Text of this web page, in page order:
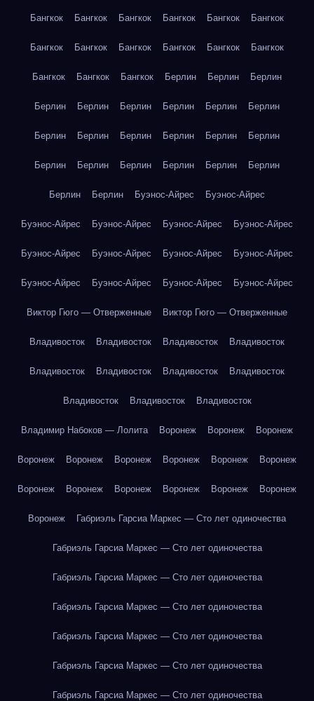
Бангкок Бангкок Бангкок Бангкок Бангкок Бангкок
Бангкок Бангкок Бангкок Бангкок Бангкок Бангкок
Бангкок Бангкок Бангкок Берлин Берлин Берлин
Берлин Берлин Берлин Берлин Берлин Берлин
Берлин Берлин Берлин Берлин Берлин Берлин
Берлин Берлин Берлин Берлин Берлин Берлин
Берлин Берлин Буэнос-Айрес Буэнос-Айрес
Буэнос-Айрес Буэнос-Айрес Буэнос-Айрес Буэнос-Айрес
Буэнос-Айрес Буэнос-Айрес Буэнос-Айрес Буэнос-Айрес
Буэнос-Айрес Буэнос-Айрес Буэнос-Айрес Буэнос-Айрес
Виктор Гюго — Отверженные Виктор Гюго — Отверженные
Владивосток Владивосток Владивосток Владивосток
Владивосток Владивосток Владивосток Владивосток
Владивосток Владивосток Владивосток
Владимир Набоков — Лолита Воронеж Воронеж Воронеж
Воронеж Воронеж Воронеж Воронеж Воронеж Воронеж
Воронеж Воронеж Воронеж Воронеж Воронеж Воронеж
Воронеж Габриэль Гарсиа Маркес — Сто лет одиночества
Габриэль Гарсиа Маркес — Сто лет одиночества
Габриэль Гарсиа Маркес — Сто лет одиночества
Габриэль Гарсиа Маркес — Сто лет одиночества
Габриэль Гарсиа Маркес — Сто лет одиночества
Габриэль Гарсиа Маркес — Сто лет одиночества
Габриэль Гарсиа Маркес — Сто лет одиночества